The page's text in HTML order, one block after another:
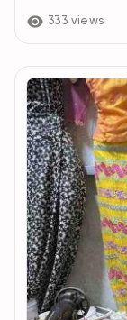
333 views